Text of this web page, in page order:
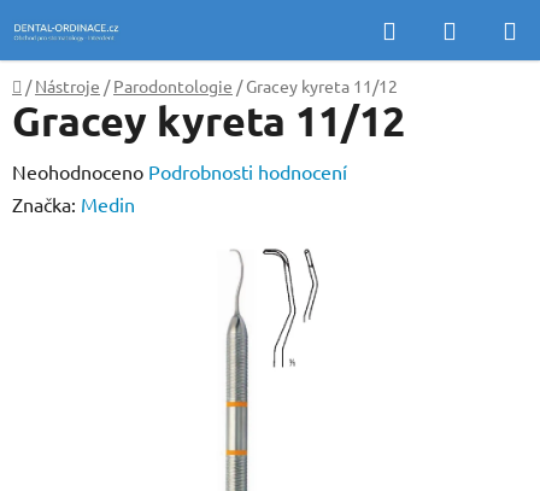
na
obsah
Hledat
KOŠÍK
Domů
/ Nástroje / Parodontologie / Gracey kyreta 11/12
Gracey kyreta 11/12
Průměrné
hodnocení
Neohodnoceno Podrobnosti hodnocení
Značka: Medin